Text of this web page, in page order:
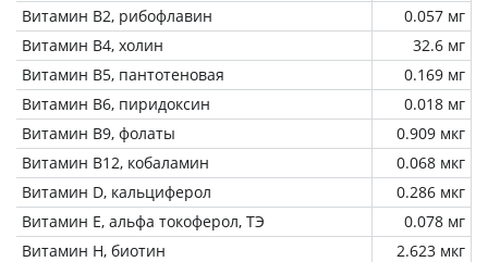
Витамин В2, рибофлавин
0.057 мг
Витамин В4, холин
32.6 мг
Витамин В5, пантотеновая
0.169 мг
Витамин В6, пиридоксин
0.018 мг
Витамин В9, фолаты
0.909 мкг
Витамин В12, кобаламин
0.068 мкг
Витамин D, кальциферол
0.286 мкг
Витамин Е, альфа токоферол, ТЭ
0.078 мг
Витамин Н, биотин
2.623 мкг